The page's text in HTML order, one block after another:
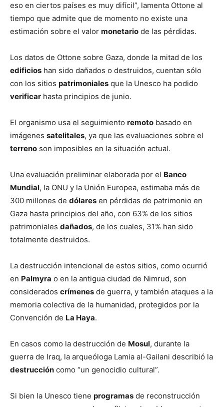
eso en ciertos países es muy difícil”, lamenta Ottone al
tiempo que admite que de momento no existe una
estimación sobre el valor monetario de las pérdidas.
Los datos de Ottone sobre Gaza, donde la mitad de los
edificios han sido dañados o destruidos, cuentan sólo
con los sitios patrimoniales que la Unesco ha podido
verificar hasta principios de junio.
El organismo usa el seguimiento remoto basado en
imágenes satelitales, ya que las evaluaciones sobre el
terreno son imposibles en la situación actual.
Una evaluación preliminar elaborada por el Banco
Mundial, la ONU y la Unión Europea, estimaba más de
300 millones de dólares en pérdidas de patrimonio en
Gaza hasta principios del año, con 63% de los sitios
patrimoniales dañados, de los cuales, 31% han sido
totalmente destruidos.
La destrucción intencional de estos sitios, como ocurrió
en Palmyra o en la antigua ciudad de Nimrud, son
considerados crímenes de guerra, y también ataques a la
memoria colectiva de la humanidad, protegidos por la
Convención de La Haya.
En casos como la destrucción de Mosul, durante la
guerra de Iraq, la arqueóloga Lamia al-Gailani describió la
destrucción como “un genocidio cultural”.
Si bien la Unesco tiene programas de reconstrucción